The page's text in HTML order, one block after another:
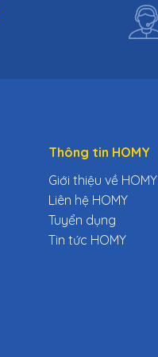
Thông tin HOMY
Giới thiệu về HOMY
Liên hệ HOMY
Tuyển dụng
Tin tức HOMY